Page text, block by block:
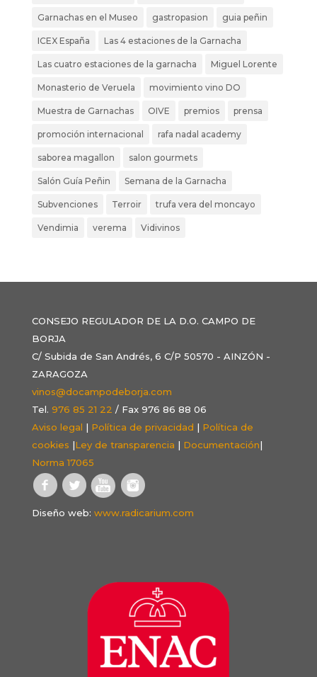
Garnachas en el Museo gastropasion guia peñin
ICEX España Las 4 estaciones de la Garnacha
Las cuatro estaciones de la garnacha Miguel Lorente
Monasterio de Veruela movimiento vino DO
Muestra de Garnachas OIVE premios prensa
promoción internacional rafa nadal academy
saborea magallon salon gourmets
Salón Guía Peñin Semana de la Garnacha
Subvenciones Terroir trufa vera del moncayo
Vendimia verema Vidivinos
CONSEJO REGULADOR DE LA D.O. CAMPO DE
BORJA
C/ Subida de San Andrés, 6 C/P 50570 - AINZÓN -
ZARAGOZA
vinos@docampodeborja.com
Tel. 976 85 21 22 / Fax 976 86 88 06
Aviso legal | Política de privacidad | Política de
cookies |Ley de transparencia | Documentación|
Norma 17065
Diseño web: www.radicarium.com